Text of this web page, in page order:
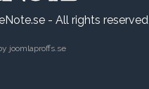
- All rights reserved
joomlaproffs.se